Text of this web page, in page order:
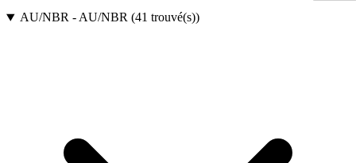
AU/NBR-AU/NBR(41 trouvé(s))